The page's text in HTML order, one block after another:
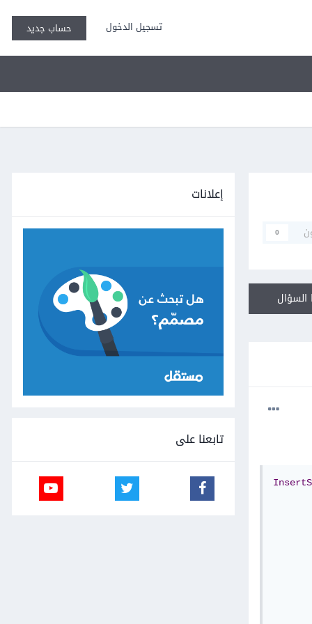
تسجيل الدخول حساب جديد
0
إعلانات
تابعنا على